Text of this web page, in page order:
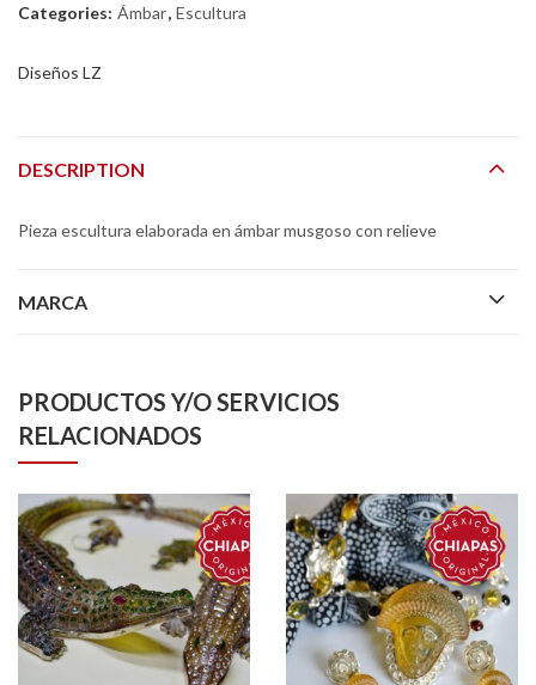
Categories: Ámbar, Escultura
Diseños LZ
DESCRIPTION
Pieza escultura elaborada en ámbar musgoso con relieve
MARCA
PRODUCTOS Y/O SERVICIOS
RELACIONADOS